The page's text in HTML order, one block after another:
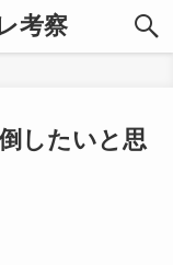
考察
したいと思